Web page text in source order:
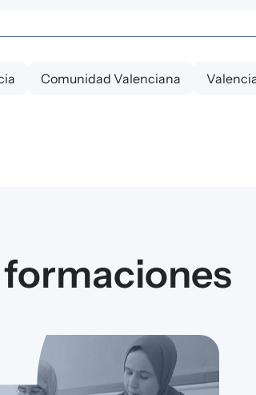
Comunidad Valenciana
formaciones